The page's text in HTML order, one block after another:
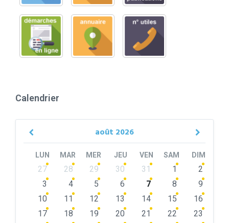
Calendrier
août 2026
Previous
LUN MAR MER JEU VEN SAM DIM
Skip
calendar
27 28 29 30 31 1
2
3
4 5 6 7 8
9
10
11 12 13 14 15
16
17
18 19 20 21 22
23